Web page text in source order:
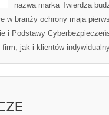
nazwa marka Twierdza
w branży ochrony mają
i Podstawy
firm, jak i klientów